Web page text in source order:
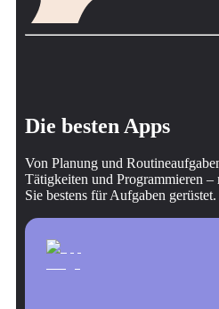
Die besten Apps
Von Planung und
Tätigkeiten und Programmieren
Sie bestens für Aufgaben gerüstet.